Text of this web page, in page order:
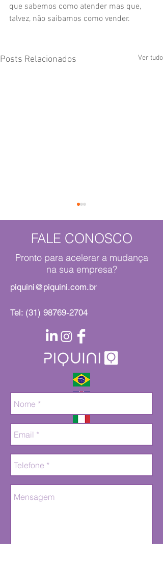
que sabemos como atender mas que,
talvez, não saibamos como vender.
Posts Relacionados Ver tudo
FALE CONOSCO
Pronto para acelerar a mudança
na sua empresa?
piquini@piquini.com.br
Tel: (31) 98769-2704